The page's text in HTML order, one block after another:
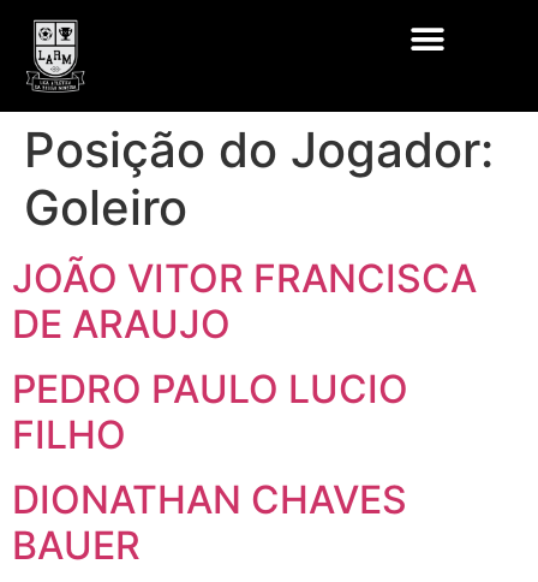
Posição do Jogador:
Goleiro
JOÃO VITOR FRANCISCA
DE ARAUJO
PEDRO PAULO LUCIO
FILHO
DIONATHAN CHAVES
BAUER